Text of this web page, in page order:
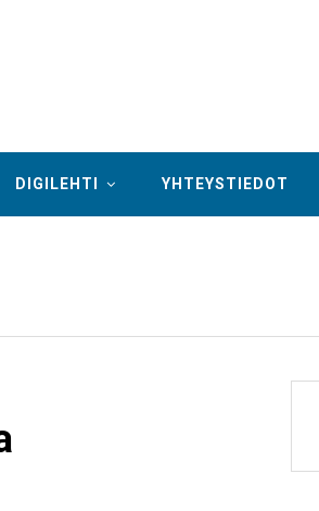
DIGILEHTI YHTEYSTIEDOT